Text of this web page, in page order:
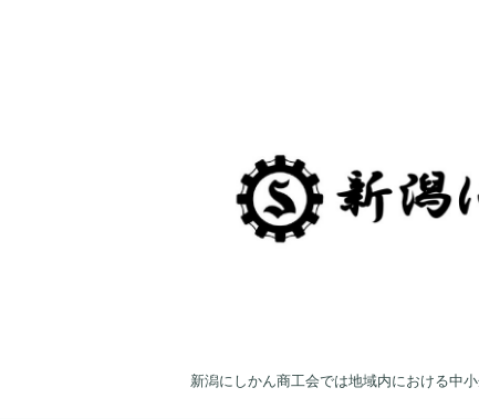
新潟にしかん商工会では地域内における中